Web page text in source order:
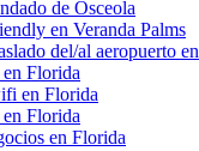
de Osceola
en Veranda Palms
del/al aeropuerto
Florida
en Florida
Florida
en Florida